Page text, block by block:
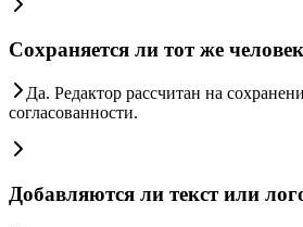
Сохраняется ли тот же
Да. Редактор рассчитан на
согласованности.
Добавляются ли текст или